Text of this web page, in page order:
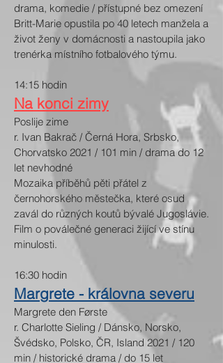
drama, komedie / přístupné bez omezení
Britt-Marie opustila po 40 letech manžela a
život ženy v domácnosti a nastoupila jako
trenérka místního fotbalového týmu.
14:15 hodin
Na konci zimy
Poslije zime
r. Ivan Bakrač / Černá Hora, Srbsko,
Chorvatsko 2021 / 101 min / drama do 12
let nevhodné
Mozaika příběhů pěti přátel z
černohorského městečka, které osud
zavál do různých koutů bývalé Jugoslávie.
Film o poválečné generaci žijící ve stínu
minulosti.​
16:30 hodin
Margrete - královna severu
Margrete den Første
r. Charlotte Sieling / Dánsko, Norsko,
Švédsko, Polsko, ČR, Island 2021 / 120
min / historické drama / do 15 let